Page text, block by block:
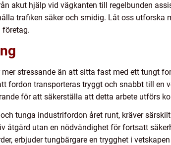
akut hjälp vid vägkanten till regelbunden
trafiken säker och smidig. Låt oss utforska
företag.
stressande än att sitta fast med ett tungt
fordon transporteras tryggt och snabbt till en
för att säkerställa att detta arbete utförs
tunga industrifordon året runt, kräver
åtgärd utan en nödvändighet för fortsatt
erbjuder tungbärgare en trygghet i